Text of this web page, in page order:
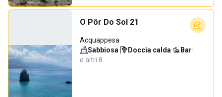
O Pôr Do Sol 21
Acquappesa
Sabbiosa· Doccia calda· Bar·
e altri 8…